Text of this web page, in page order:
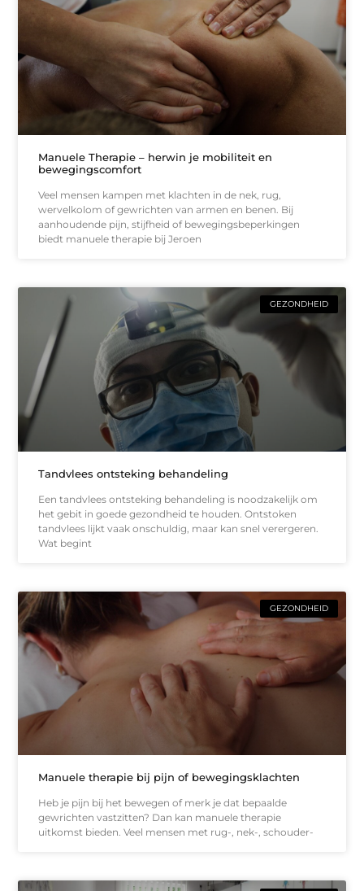
Manuele Therapie – herwin je mobiliteit en
bewegingscomfort
Veel mensen kampen met klachten in de nek, rug,
wervelkolom of gewrichten van armen en benen. Bij
aanhoudende pijn, stijfheid of bewegingsbeperkingen
biedt manuele therapie bij Jeroen
GEZONDHEID
Tandvlees ontsteking behandeling
Een tandvlees ontsteking behandeling is noodzakelijk om
het gebit in goede gezondheid te houden. Ontstoken
tandvlees lijkt vaak onschuldig, maar kan snel verergeren.
Wat begint
GEZONDHEID
Manuele therapie bij pijn of bewegingsklachten
Heb je pijn bij het bewegen of merk je dat bepaalde
gewrichten vastzitten? Dan kan manuele therapie
uitkomst bieden. Veel mensen met rug-, nek-, schouder-